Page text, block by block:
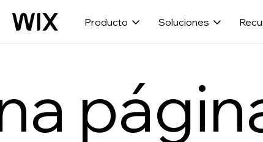
Producto Soluciones